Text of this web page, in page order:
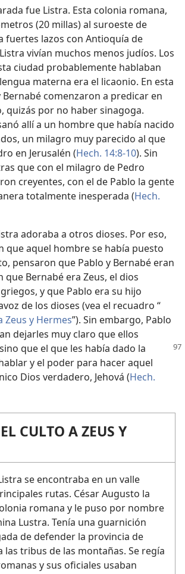
fue Listra. Esta colonia romana,
(20 millas) al suroeste de
fuertes lazos con Antioquía de
vivían muchos menos judíos. Los
ciudad probablemente hablaban
materna era el licaonio. En esta
Bernabé comenzaron a predicar en
quizás por no haber sinagoga.
allí a un hombre que había nacido
un milagro muy parecido al que
en Jerusalén (Hech. 14:8-10). Sin
que con el milagro de Pedro
creyentes, con el de Pablo la gente
totalmente inesperada (Hech.
adoraba a otros dioses. Por eso,
que aquel hombre se había puesto
pensaron que Pablo y Bernabé eran
que Bernabé era Zeus, el dios
y que Pablo era su hijo
de los dioses (vea el recuadro “
Zeus y Hermes”). Sin embargo, Pablo
dejarles muy claro que ellos
que el que les había dado la
y el poder para hacer aquel
Dios verdadero, Jehová (Hech.
CULTO A ZEUS Y
se encontraba en un valle
rutas. César Augusto la
romana y le puso por nombre
Lustra. Tenía una guarnición
de defender la provincia de
las tribus de las montañas. Se regía
y sus oficiales usaban